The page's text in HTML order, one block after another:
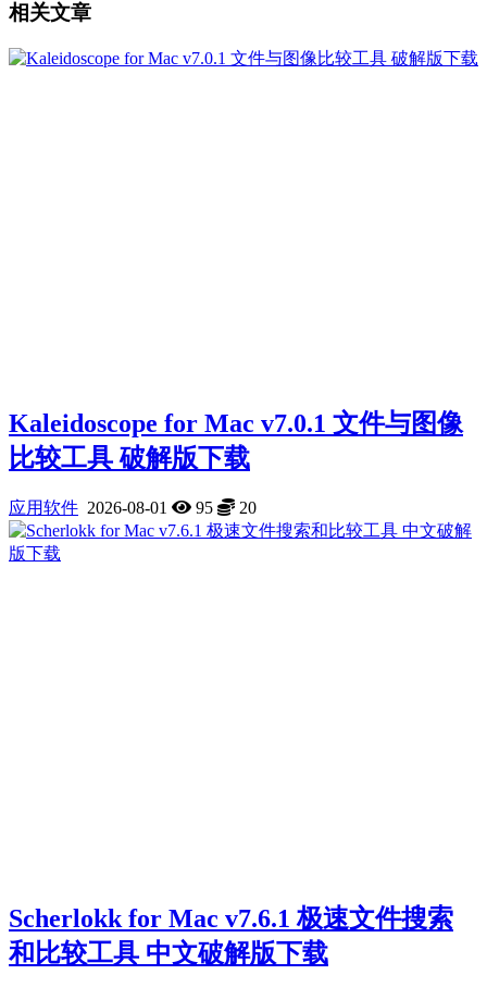
相关文章
Kaleidoscope for Mac v7.0.1 文件与图像
比较工具 破解版下载
应用软件 2026-08-01 95 20
Scherlokk for Mac v7.6.1 极速文件搜索
和比较工具 中文破解版下载